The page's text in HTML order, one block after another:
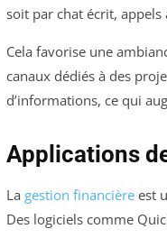
soit par chat écrit,
Cela favorise une
canaux dédiés à des
d’informations, ce qui
Applications
La gestion financière est
Des logiciels comme